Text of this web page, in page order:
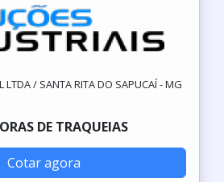
LTDA / SANTA RITA DO SAPUCAÍ - MG
DE TRAQUEIAS
Cotar agora